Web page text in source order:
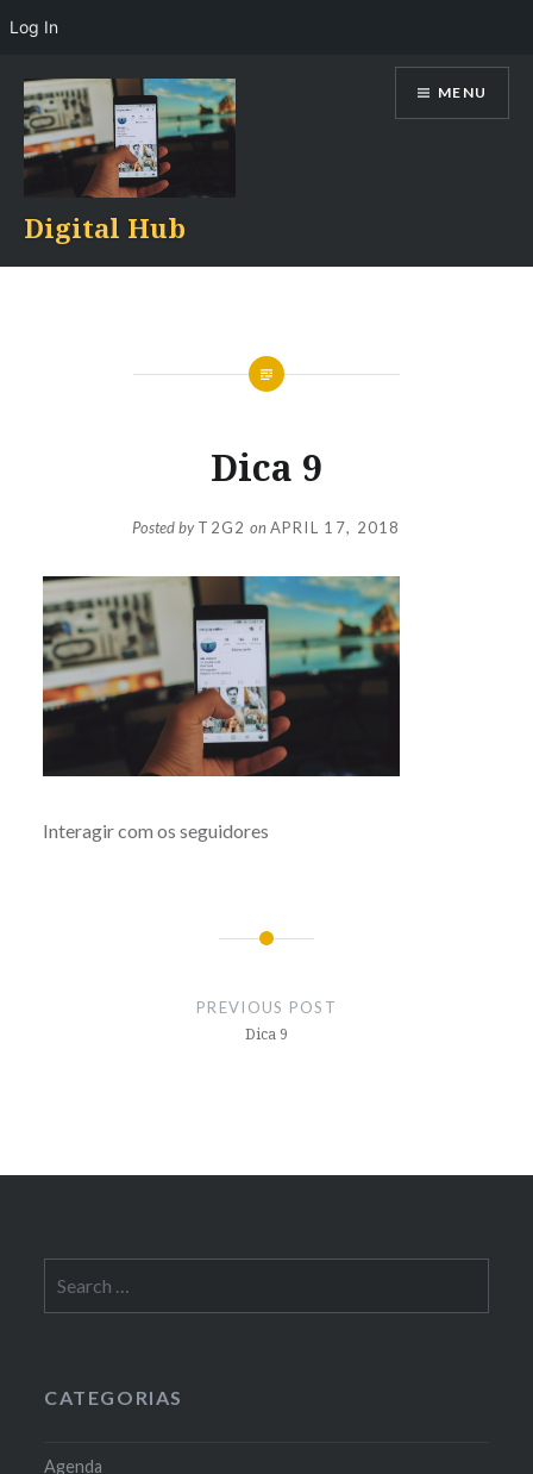
content
Digital Hub
MENU
Dica 9
Posted byT2G2 onAPRIL 17, 2018
Interagir com os seguidores
PREVIOUS POST
Dica 9
for:
CATEGORIAS
Agenda
Log In